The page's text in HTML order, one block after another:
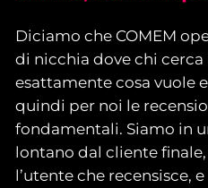
Diciamo che COMEM
di nicchia dove chi
esattamente cosa vuole
quindi per noi le
fondamentali. Siamo in
lontano dal cliente
l’utente che recensisce,